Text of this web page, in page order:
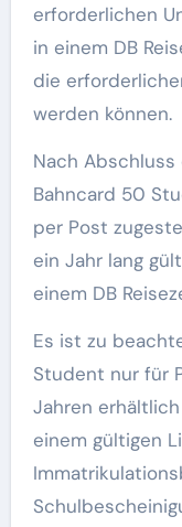
erforderlichen
in einem DB
die
werden können.
Nach
Bahncard 50
per Post
ein Jahr lang
einem DB
Es ist zu
Student nur für
Jahren
einem gültigen